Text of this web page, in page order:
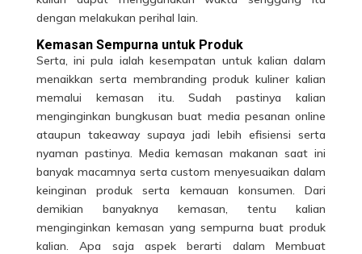
dengan melakukan perihal lain.
Kemasan Sempurna untuk Produk
Serta, ini pula ialah kesempatan untuk kalian dalam
menaikkan serta membranding produk kuliner kalian
memalui kemasan itu. Sudah pastinya kalian
menginginkan bungkusan buat media pesanan online
ataupun takeaway supaya jadi lebih efisiensi serta
nyaman pastinya. Media kemasan makanan saat ini
banyak macamnya serta custom menyesuaikan dalam
keinginan produk serta kemauan konsumen. Dari
demikian banyaknya kemasan, tentu kalian
menginginkan kemasan yang sempurna buat produk
kalian. Apa saja aspek berarti dalam Membuat